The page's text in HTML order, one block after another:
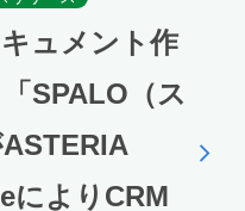
ュメント作
SPALO（ス
によりCRM